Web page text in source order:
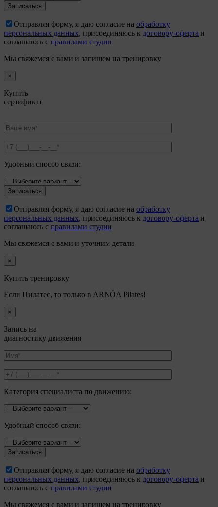
Отправляя форму, я даю согласие на обработку
персональных данных, присоединяюсь к договору-оферта и
соглашаюсь с правилами студии
Мы свяжемся с вами и запишем на тренировку
×
Купить
сертификат
Удобный способ связи:
Отправляя форму, я даю согласие на обработку
персональных данных, присоединяюсь к договору-оферта и
соглашаюсь с правилами студии
Мы свяжемся с вами и уточним детали
×
Купить тренировку
Если Пилатес, то только в ARNÓA Pilates!
×
Запись на
диагностику движения
Категория специалиста по движению:
Удобный способ связи:
Отправляя форму, я даю согласие на обработку
персональных данных, присоединяюсь к договору-оферта и
соглашаюсь с правилами студии
Мы свяжемся с вами и запишем на тренировку